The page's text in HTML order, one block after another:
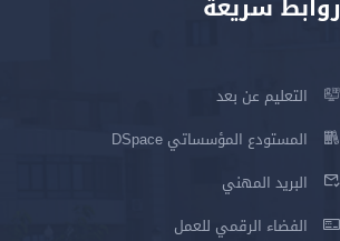
التعليم عن بعد
المستودع المؤسساتي DSpace
البريد المهني
الفضاء الرقمي للعمل